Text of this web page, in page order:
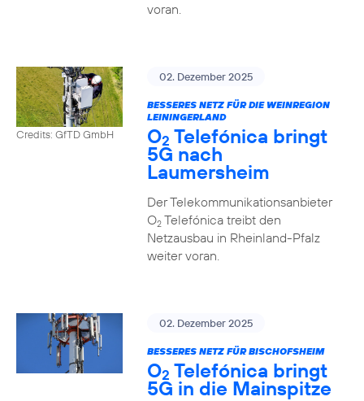
voran.
Credits: GfTD GmbH
02. Dezember 2025
BESSERES NETZ FÜR DIE WEINREGION
LEININGERLAND
O2 Telefónica bringt
5G nach
Laumersheim
Der Telekommunikationsanbieter
O2Telefónica treibt den
Netzausbau in Rheinland-Pfalz
weiter voran.
02. Dezember 2025
BESSERES NETZ FÜR BISCHOFSHEIM
O2 Telefónica bringt
5G in die Mainspitze